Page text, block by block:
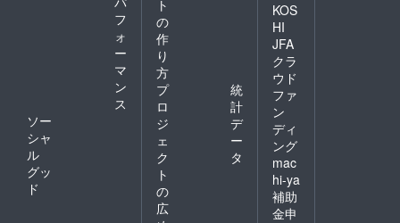
フ
ォ
ー
マ
ン
ス
ソー
シャ
ル
グッ
ド
ト
の
作
り
方
プ
ロ
ジ
ェ
ク
ト
の
広
統
計
デ
ー
タ
KOS
HI
JFA
クラ
ウド
ファ
ン
ディ
ング
mac
hi-ya
補助
金申